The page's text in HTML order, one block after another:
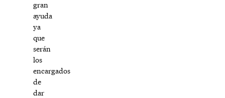
gran
ayuda
ya
que
serán
los
encargados
de
dar